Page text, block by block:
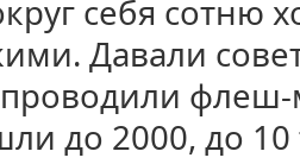
себя сотню
Давали
до 2000, до 10